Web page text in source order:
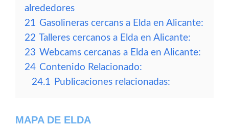
alrededores
21 Gasolineras cercans a Elda en Alicante:
22 Talleres cercanos a Elda en Alicante:
23 Webcams cercanas a Elda en Alicante:
24 Contenido Relacionado:
24.1 Publicaciones relacionadas:
MAPA DE ELDA